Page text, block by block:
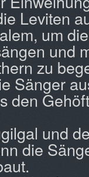
Leviten
um
und
zu
Sänger
den
und
die